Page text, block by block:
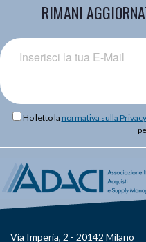
RIMANI
Ho letto la normativa sulla Privacy
Via Imperia, 2 - 20142 Milano